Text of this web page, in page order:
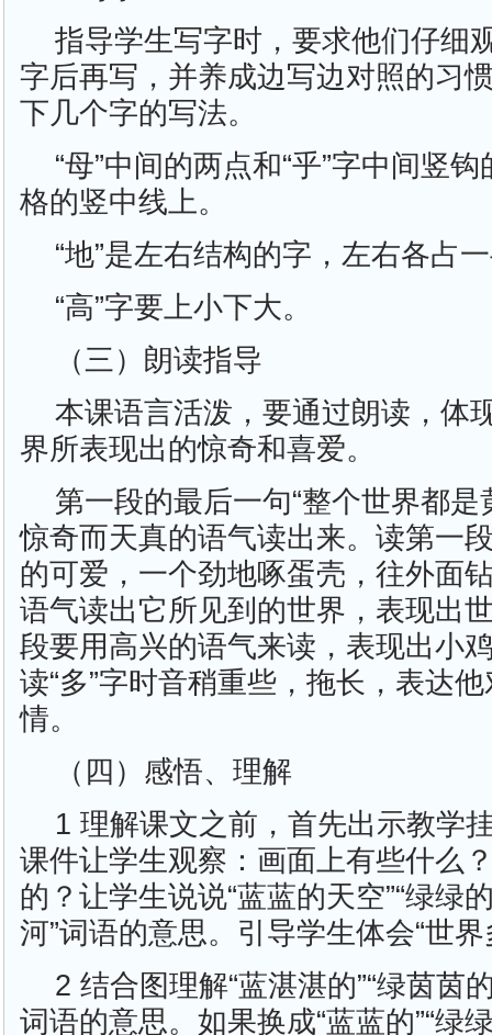
指导学生写字时，要求他们仔细
字后再写，并养成边写边对照的习
下几个字的写法。
“母”中间的两点和“乎”字中间竖
格的竖中线上。
“地”是左右结构的字，左右各占
“高”字要上小下大。
（三）朗读指导
本课语言活泼，要通过朗读，体
界所表现出的惊奇和喜爱。
第一段的最后一句“整个世界都是
惊奇而天真的语气读出来。读第一
的可爱，一个劲地啄蛋壳，往外面
语气读出它所见到的世界，表现出
段要用高兴的语气来读，表现出小
读“多”字时音稍重些，拖长，表达
情。
（四）感悟、理解
1 理解课文之前，首先出示教学
课件让学生观察：画面上有些什么
的？让学生说说“蓝蓝的天空”“绿绿
河”词语的意思。引导学生体会“世界
2 结合图理解“蓝湛湛的”“绿茵茵
词语的意思。如果换成“蓝蓝的”“绿